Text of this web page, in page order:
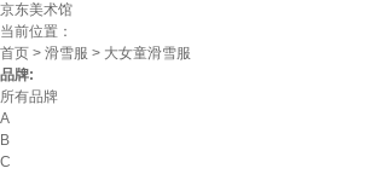
京东美术馆
当前位置：
首页 > 滑雪服 > 大女童滑雪服
品牌:
所有品牌
A
B
C